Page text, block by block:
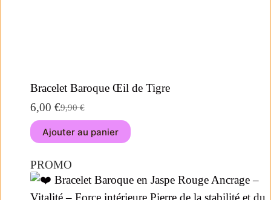
Bracelet Baroque Œil de Tigre
9,90€
6,00 €
Ajouter au panier
PROMO